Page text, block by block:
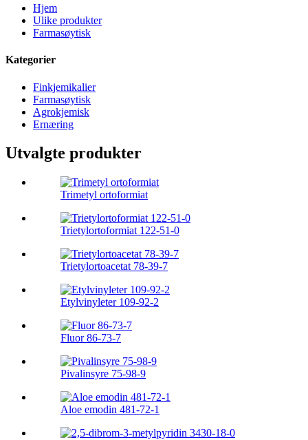
Hjem
Ulike produkter
Farmasøytisk
Kategorier
Finkjemikalier
Farmasøytisk
Agrokjemisk
Ernæring
Utvalgte produkter
Trimetyl ortoformiat
Trietylortoformiat 122-51-0
Trietylortoacetat 78-39-7
Etylvinyleter 109-92-2
Fluor 86-73-7
Pivalinsyre 75-98-9
Aloe emodin 481-72-1